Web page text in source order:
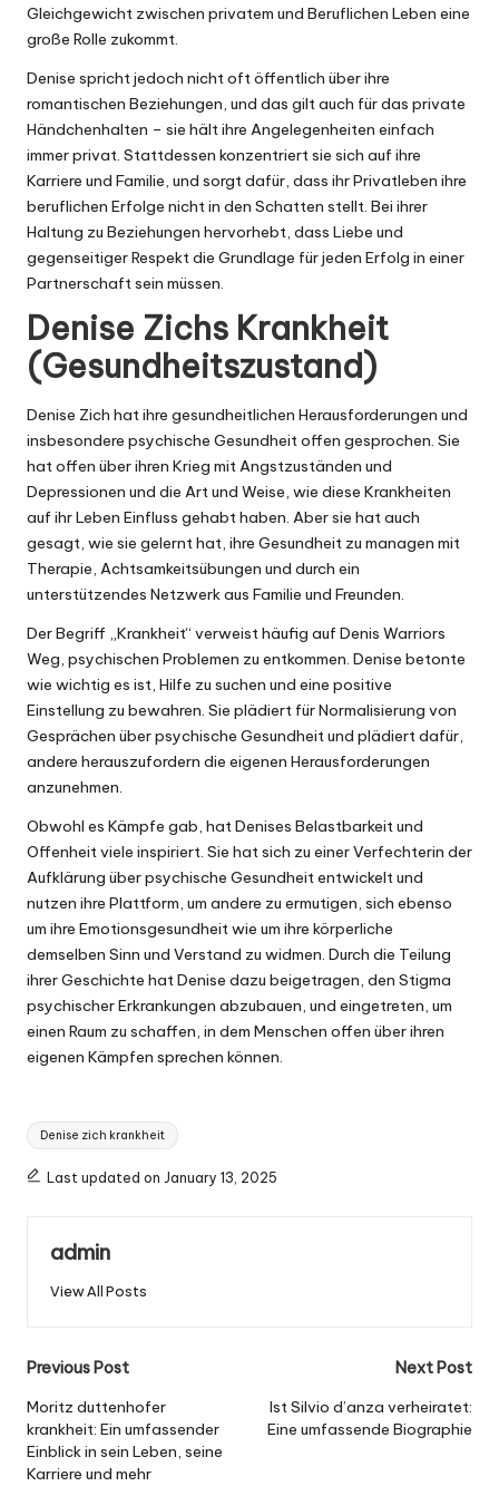
Gleichgewicht zwischen privatem und Beruflichen Leben eine
große Rolle zukommt.
Denise spricht jedoch nicht oft öffentlich über ihre
romantischen Beziehungen, und das gilt auch für das private
Händchenhalten – sie hält ihre Angelegenheiten einfach
immer privat. Stattdessen konzentriert sie sich auf ihre
Karriere und Familie, und sorgt dafür, dass ihr Privatleben ihre
beruflichen Erfolge nicht in den Schatten stellt. Bei ihrer
Haltung zu Beziehungen hervorhebt, dass Liebe und
gegenseitiger Respekt die Grundlage für jeden Erfolg in einer
Partnerschaft sein müssen.
Denise Zichs Krankheit
(Gesundheitszustand)
Denise Zich hat ihre gesundheitlichen Herausforderungen und
insbesondere psychische Gesundheit offen gesprochen. Sie
hat offen über ihren Krieg mit Angstzuständen und
Depressionen und die Art und Weise, wie diese Krankheiten
auf ihr Leben Einfluss gehabt haben. Aber sie hat auch
gesagt, wie sie gelernt hat, ihre Gesundheit zu managen mit
Therapie, Achtsamkeitsübungen und durch ein
unterstützendes Netzwerk aus Familie und Freunden.
Der Begriff „Krankheit“ verweist häufig auf Denis Warriors
Weg, psychischen Problemen zu entkommen. Denise betonte
wie wichtig es ist, Hilfe zu suchen und eine positive
Einstellung zu bewahren. Sie plädiert für Normalisierung von
Gesprächen über psychische Gesundheit und plädiert dafür,
andere herauszufordern die eigenen Herausforderungen
anzunehmen.
Obwohl es Kämpfe gab, hat Denises Belastbarkeit und
Offenheit viele inspiriert. Sie hat sich zu einer Verfechterin der
Aufklärung über psychische Gesundheit entwickelt und
nutzen ihre Plattform, um andere zu ermutigen, sich ebenso
um ihre Emotionsgesundheit wie um ihre körperliche
demselben Sinn und Verstand zu widmen. Durch die Teilung
ihrer Geschichte hat Denise dazu beigetragen, den Stigma
psychischer Erkrankungen abzubauen, und eingetreten, um
einen Raum zu schaffen, in dem Menschen offen über ihren
eigenen Kämpfen sprechen können.
Tags:
Denise zich krankheit
Last updated on January 13, 2025
admin
View All Posts
Post
navigation
Previous Post
Moritz duttenhofer
krankheit: Ein umfassender
Einblick in sein Leben, seine
Karriere und mehr
Next Post
Ist Silvio d’anza verheiratet:
Eine umfassende Biographie